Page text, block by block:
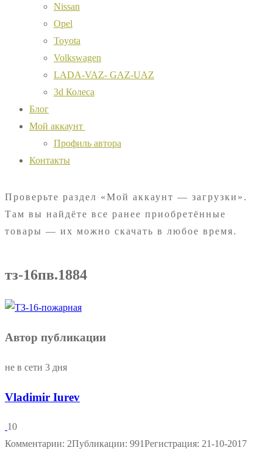
Nissan
Opel
Toyota
Volkswagen
LADA-VAZ- GAZ-UAZ
3d Колеса
Блог
Мой аккаунт
Профиль автора
Контакты
Проверьте раздел «Мой аккаунт — загрузки».
Там вы найдёте все ранее приобретённые
товары — их можно скачать в любое время.
тз-16пв.1884
Автор публикации
не в сети 3 дня
Vladimir Iurev
10
Комментарии: 2Публикации: 991Регистрация: 21-10-2017